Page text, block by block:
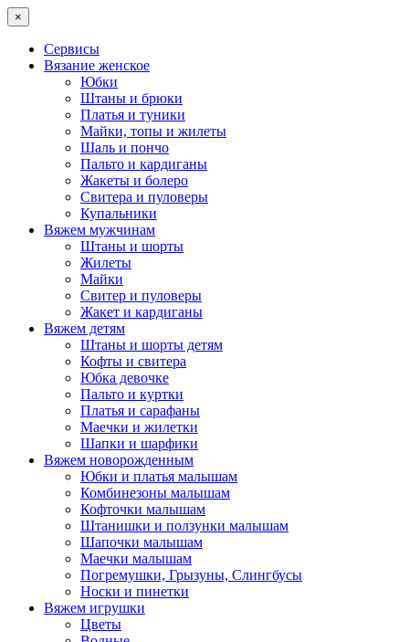
×
Сервисы
Вязание женское
Юбки
Штаны и брюки
Платья и туники
Майки, топы и жилеты
Шаль и пончо
Пальто и кардиганы
Жакеты и болеро
Свитера и пуловеры
Купальники
Вяжем мужчинам
Штаны и шорты
Жилеты
Майки
Свитер и пуловеры
Жакет и кардиганы
Вяжем детям
Штаны и шорты детям
Кофты и свитера
Юбка девочке
Пальто и куртки
Платья и сарафаны
Маечки и жилетки
Шапки и шарфики
Вяжем новорожденным
Юбки и платья малышам
Комбинезоны малышам
Кофточки малышам
Штанишки и ползунки малышам
Шапочки малышам
Маечки малышам
Погремушки, Грызуны, Слингбусы
Носки и пинетки
Вяжем игрушки
Цветы